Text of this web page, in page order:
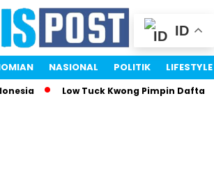
NASIONAL POLITIK LIFESTYLE
Low Tuck Kwong Pimpin Daftar
ID